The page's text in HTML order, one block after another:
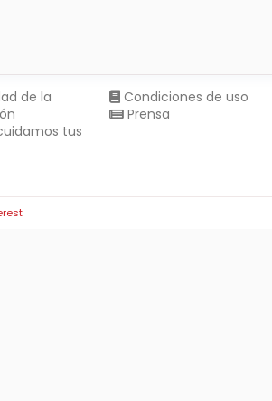
de la
tus
Condiciones de uso
Prensa